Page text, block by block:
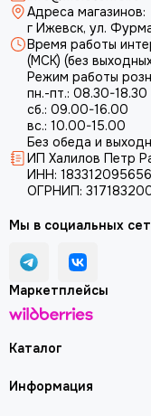
Адреса магазинов:
г Ижевск, ул.
Время работы
(МСК) (без
Режим работы
пн.-пт.: 08.30-18.30
сб.: 09.00-16.00
вс.: 10.00-15.00
Без обеда и
ИП Халилов Петр
ИНН: 183312095656
ОГРНИП:
Каталог
Информация
Мы в социальных
Маркетплейсы